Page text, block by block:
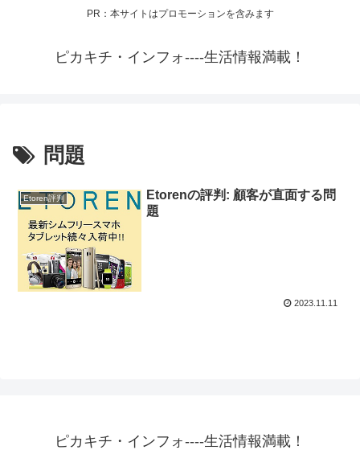
PR：本サイトはプロモーションを含みます
ピカキチ・インフォ----生活情報満載！
問題
Etoren評判
Etorenの評判: 顧客が直面する問
題
2023.11.11
ピカキチ・インフォ----生活情報満載！